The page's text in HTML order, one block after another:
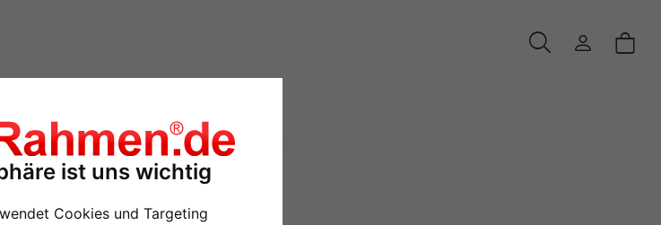
ist uns wichtig
Cookies und Targeting